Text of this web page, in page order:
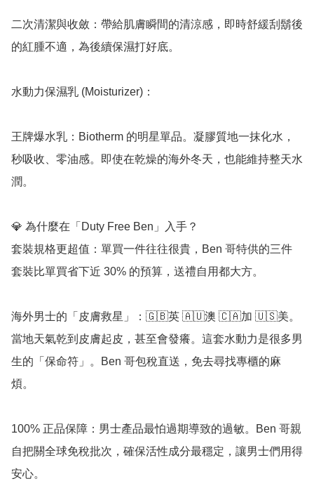
二次清潔與收斂：帶給肌膚瞬間的清涼感，即時舒緩刮鬍後
的紅腫不適，為後續保濕打好底。
水動力保濕乳 (Moisturizer)：
王牌爆水乳：Biotherm 的明星單品。凝膠質地一抹化水，
秒吸收、零油感。即使在乾燥的海外冬天，也能維持整天水
潤。
💎 為什麼在「Duty Free Ben」入手？
套裝規格更超值：單買一件往往很貴，Ben 哥特供的三件
套裝比單買省下近 30% 的預算，送禮自用都大方。
海外男士的「皮膚救星」：🇬🇧英 🇦🇺澳 🇨🇦加 🇺🇸美。
當地天氣乾到皮膚起皮，甚至會發癢。這套水動力是很多男
生的「保命符」。Ben 哥包稅直送，免去尋找專櫃的麻
煩。
100% 正品保障：男士產品最怕過期導致的過敏。Ben 哥親
自把關全球免稅批次，確保活性成分最穩定，讓男士們用得
安心。